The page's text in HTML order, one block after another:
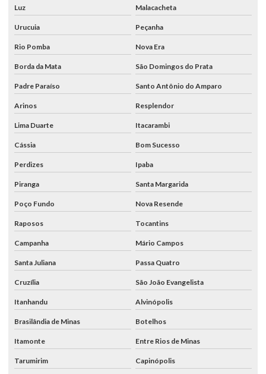
Luz Malacacheta
Urucuia Peçanha
Rio Pomba Nova Era
Borda da Mata São Domingos do Prata
Padre Paraíso Santo Antônio do Amparo
Arinos Resplendor
Lima Duarte Itacarambi
Cássia Bom Sucesso
Perdizes Ipaba
Piranga Santa Margarida
Poço Fundo Nova Resende
Raposos Tocantins
Campanha Mário Campos
Santa Juliana Passa Quatro
Cruzília São João Evangelista
Itanhandu Alvinópolis
Brasilândia de Minas Botelhos
Itamonte Entre Rios de Minas
Tarumirim Capinópolis